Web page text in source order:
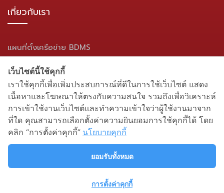
เกี่ยวกับเรา
แผนที่ตั้งเครือข่าย BDMS
แผนผังเว็บไซต์
สื่อสังคมออนไลน์
นโยบายความเป็นส่วนตัว| สงวนลิขสิทธิ์ พ.ศ.2564 โดยโรง
เว็บไซต์นี้ใช้คุกกี้
เราใช้คุกกี้เพื่อเพิ่มประสบการณ์ที่ดีในการใช้เว็บไซต์ แสดง
เนื้อหาและโฆษณาให้ตรงกับความสนใจ รวมถึงเพื่อวิเคราะห์
การเข้าใช้งานเว็บไซต์และทำความเข้าใจว่าผู้ใช้งานมาจาก
ที่ใด คุณสามารถเลือกตั้งค่าความยินยอมการใช้คุกกี้ได้ โดย
คลิก “การตั้งค่าคุกกี้” นโยบายคุกกี้
ยอมรับทั้งหมด
การตั้งค่าคุกกี้